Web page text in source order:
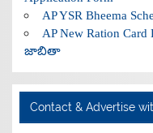
AP YSR Bheema
AP New Ration
జాబితా
Contact & Advertise